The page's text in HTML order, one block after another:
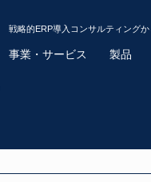
戦略的ERP導入コンサルティング
事業・サービス 製品